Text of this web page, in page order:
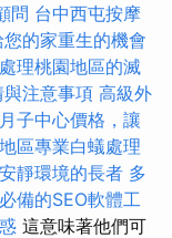
問 台中西屯按摩
的家重生的機會
理桃園地區的滅
注意事項 高級外
子中心價格，讓
區專業白蟻處理
靜環境的長者 多
必備的SEO軟體工
這意味著他們可